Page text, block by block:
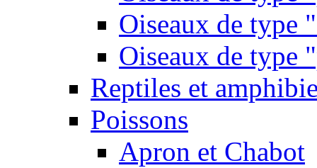
Oiseaux de type
Oiseaux de type
Reptiles et
Poissons
Apron et Chabot